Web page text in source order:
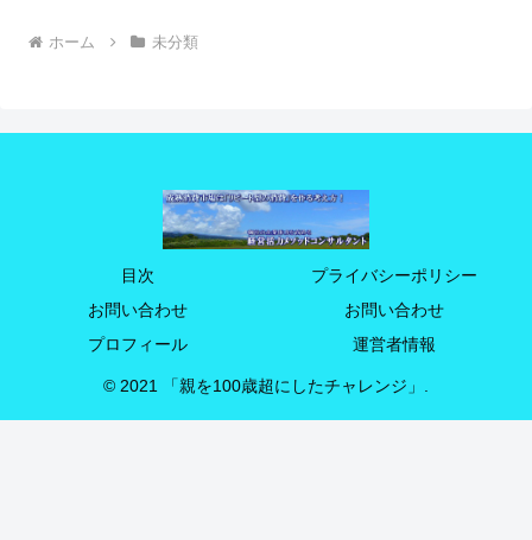
ホーム 未分類
目次
プライバシーポリシー
お問い合わせ
お問い合わせ
プロフィール
運営者情報
© 2021 「親を100歳超にしたチャレンジ」.